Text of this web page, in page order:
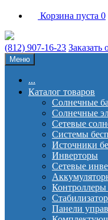
Корзина пуста 0
(812) 907-16-23 Заказать
Меню
...
Каталог товаров
Солнечные
Солнечные
Сетевые
Системы
Источники
Инверторы
Сетевые
Контроллеры
Панели